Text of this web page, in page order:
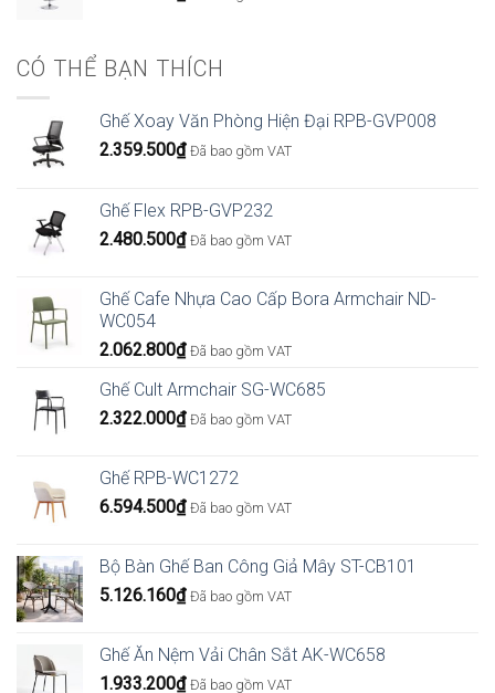
CÓ THỂ BẠN THÍCH
Ghế Xoay Văn Phòng Hiện Đại RPB-GVP008
2.359.500₫ Đã bao gồm VAT
Ghế Flex RPB-GVP232
2.480.500₫ Đã bao gồm VAT
Ghế Cafe Nhựa Cao Cấp Bora Armchair ND-
WC054
2.062.800₫ Đã bao gồm VAT
Ghế Cult Armchair SG-WC685
2.322.000₫ Đã bao gồm VAT
Ghế RPB-WC1272
6.594.500₫ Đã bao gồm VAT
Bộ Bàn Ghế Ban Công Giả Mây ST-CB101
5.126.160₫ Đã bao gồm VAT
Ghế Ăn Nệm Vải Chân Sắt AK-WC658
1.933.200₫ Đã bao gồm VAT